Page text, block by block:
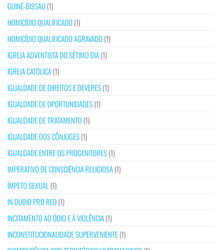
GUINÉ-BISSAU(1)
HOMICÍDIO QUALIFICADO (1)
HOMICÍDIO QUALIFICADO AGRAVADO (1)
IGREJA ADVENTISTA DO SÉTIMO DIA(1)
IGREJA CATÓLICA(1)
IGUALDADE DE DIREITOS E DEVERES(1)
IGUALDADE DE OPORTUNIDADES(1)
IGUALDADE DE TRATAMENTO (1)
IGUALDADE DOS CÔNJUGES(1)
IGUALDADE ENTRE OS PROGENITORES(1)
IMPERATIVO DE CONSCIÊNCIA RELIGIOSA(1)
ÍMPETO SEXUAL (1)
IN DUBIO PRO REO (1)
INCITAMENTO AO ÓDIO E À VIOLÊNCIA(1)
INCONSTITUCIONALIDADE SUPERVENIENTE(1)